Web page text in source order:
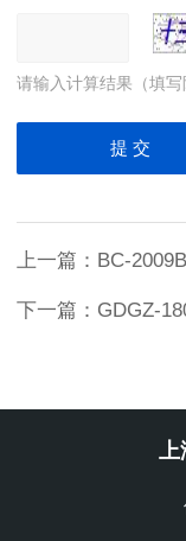
请输入计算结果（填
上一篇： BC-2009B
下一篇： GDGZ-
上